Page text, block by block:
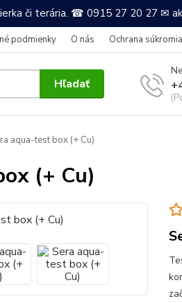
či terária. ☎ 0915 27 20 27 ✉
podmienky O nás Ochrana súkromia
Hľadať
aqua-test box (+ Cu)
(+ Cu)